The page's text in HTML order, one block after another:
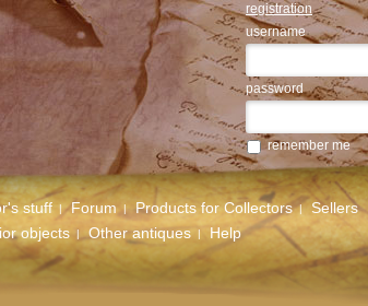
registration
username
password
remember me
stuff Forum Products for Collectors
Sellers
objects Other antiques Help